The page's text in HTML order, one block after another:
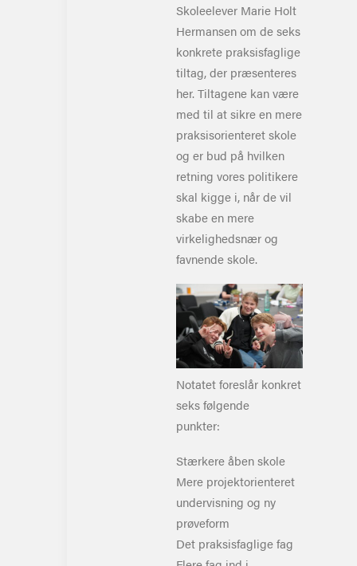
Skoleelever Marie Holt
Hermansen om de seks
konkrete praksisfaglige
tiltag,der præsenteres
her. Tiltagene kan være
med til at sikre en mere
praksisorienteret skole
og er bud på hvilken
retning vores politikere
skal kigge i, når de vil
skabe en mere
virkelighedsnær og
favnende skole.
Notatet foreslår konkret
seks følgende
punkter:
Stærkere åben skole
Mere projektorienteret
undervisning og ny
prøveform
Det praksisfaglige fag